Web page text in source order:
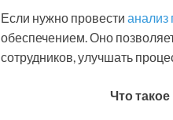
Если нужно провести анализ
обеспечением. Оно
сотрудников, улучшать
Что